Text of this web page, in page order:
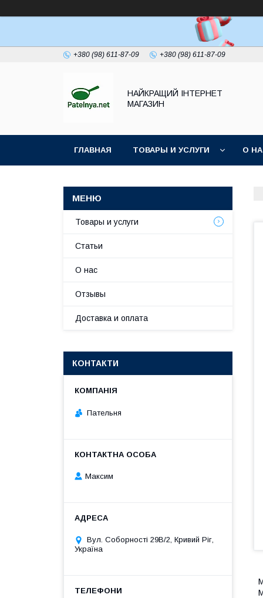
+380 (98) 611-87-09 +380 (98) 611-87-09
НАЙКРАЩИЙ ІНТЕРНЕТ
МАГАЗИН
ГЛАВНАЯ ТОВАРЫ И УСЛУГИ О
Товары и услуги
Статьи
О нас
Отзывы
Доставка и оплата
КОНТАКТИ
Пательня
Максим
Вул. Соборності 29В/2, Кривий Ріг,
Україна